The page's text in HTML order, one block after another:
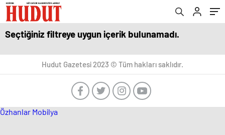
Seçtiğiniz filtreye uygun içerik bulunamadı.
Hudut Gazetesi 2023 © Tüm hakları saklıdır.
Özhanlar Mobilya